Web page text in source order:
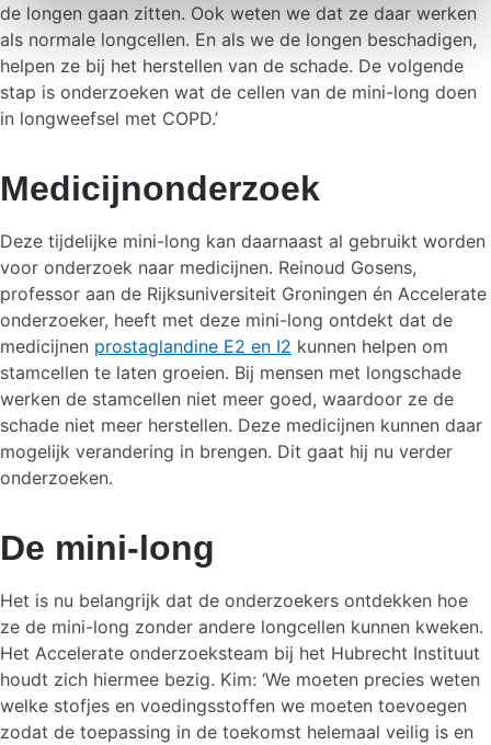
de longen gaan zitten. Ook weten we dat ze daar werken
als normale longcellen. En als we de longen beschadigen,
helpen ze bij het herstellen van de schade. De volgende
stap is onderzoeken wat de cellen van de mini-long doen
in longweefsel met COPD.’
Medicijnonderzoek
Deze tijdelijke mini-long kan daarnaast al gebruikt worden
voor onderzoek naar medicijnen. Reinoud Gosens,
professor aan de Rijksuniversiteit Groningen én Accelerate
onderzoeker, heeft met deze mini-long ontdekt dat de
medicijnen prostaglandine E2 en I2 kunnen helpen om
stamcellen te laten groeien. Bij mensen met longschade
werken de stamcellen niet meer goed, waardoor ze de
schade niet meer herstellen. Deze medicijnen kunnen daar
mogelijk verandering in brengen. Dit gaat hij nu verder
onderzoeken.
De mini-long
Het is nu belangrijk dat de onderzoekers ontdekken hoe
ze de mini-long zonder andere longcellen kunnen kweken.
Het Accelerate onderzoeksteam bij het Hubrecht Instituut
houdt zich hiermee bezig. Kim: ‘We moeten precies weten
welke stofjes en voedingsstoffen we moeten toevoegen
zodat de toepassing in de toekomst helemaal veilig is en